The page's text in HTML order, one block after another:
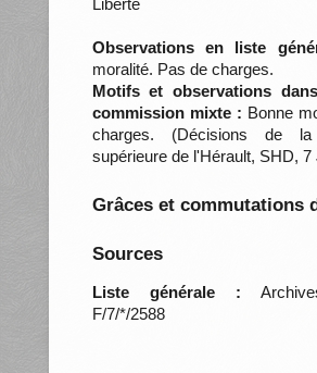
Observations en liste
moralité. Pas de charges.
Motifs et observations
commission mixte : Bonne
charges. (Décisions de la
supérieure de l'Hérault, SHD, 7
Grâces et commutations
Sources
Liste générale :
F/7/*/2588